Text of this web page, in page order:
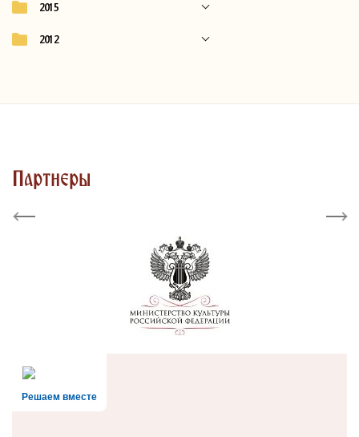
2015
2012
Партнеры
Previous Next
Решаем вместе